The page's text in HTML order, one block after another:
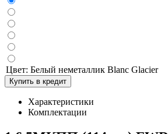
Цвет: Белый неметаллик Blanc Glacier
Купить в кредит
Характеристики
Комплектации